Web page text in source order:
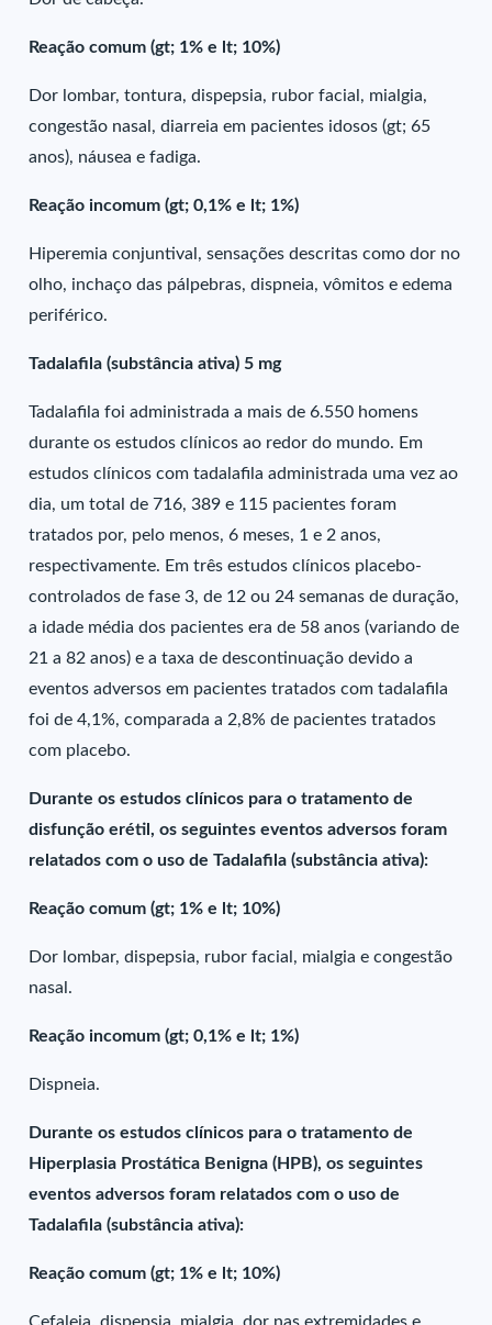
Reação comum (gt; 1% e lt; 10%)
Dor lombar, tontura, dispepsia, rubor facial, mialgia,
congestão nasal, diarreia em pacientes idosos (gt; 65
anos), náusea e fadiga.
Reação incomum (gt; 0,1% e lt; 1%)
Hiperemia conjuntival, sensações descritas como dor no
olho, inchaço das pálpebras, dispneia, vômitos e edema
periférico.
Tadalafila (substância ativa) 5 mg
Tadalafila foi administrada a mais de 6.550 homens
durante os estudos clínicos ao redor do mundo. Em
estudos clínicos com tadalafila administrada uma vez ao
dia, um total de 716, 389 e 115 pacientes foram
tratados por, pelo menos, 6 meses, 1 e 2 anos,
respectivamente. Em três estudos clínicos placebo-
controlados de fase 3, de 12 ou 24 semanas de duração,
a idade média dos pacientes era de 58 anos (variando de
21 a 82 anos) e a taxa de descontinuação devido a
eventos adversos em pacientes tratados com tadalafila
foi de 4,1%, comparada a 2,8% de pacientes tratados
com placebo.
Durante os estudos clínicos para o tratamento de
disfunção erétil, os seguintes eventos adversos foram
relatados com o uso de Tadalafila (substância ativa):
Reação comum (gt; 1% e lt; 10%)
Dor lombar, dispepsia, rubor facial, mialgia e congestão
nasal.
Reação incomum (gt; 0,1% e lt; 1%)
Dispneia.
Durante os estudos clínicos para o tratamento de
Hiperplasia Prostática Benigna (HPB), os seguintes
eventos adversos foram relatados com o uso de
Tadalafila (substância ativa):
Reação comum (gt; 1% e lt; 10%)